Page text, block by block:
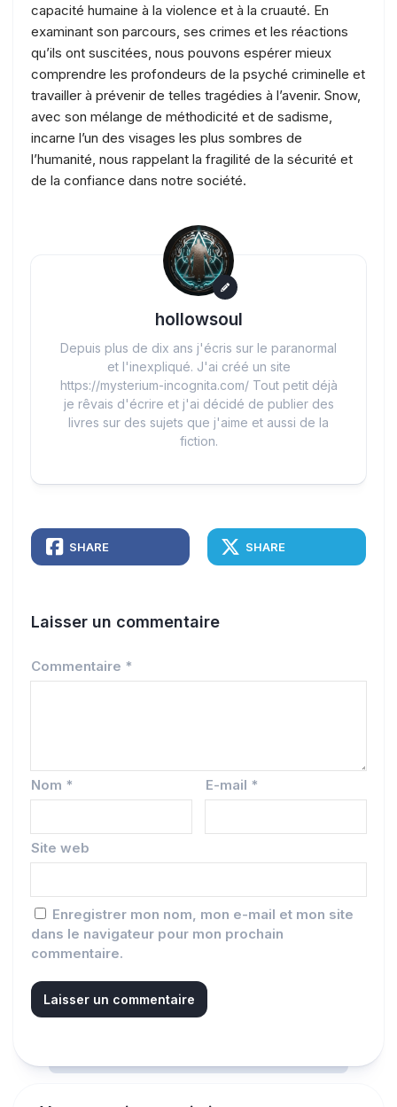
capacité humaine à la violence et à la cruauté. En
examinant son parcours, ses crimes et les réactions
qu’ils ont suscitées, nous pouvons espérer mieux
comprendre les profondeurs de la psyché criminelle et
travailler à prévenir de telles tragédies à l’avenir. Snow,
avec son mélange de méthodicité et de sadisme,
incarne l’un des visages les plus sombres de
l’humanité, nous rappelant la fragilité de la sécurité et
de la confiance dans notre société.
hollowsoul
Depuis plus de dix ans j'écris sur le paranormal
et l'inexpliqué. J'ai créé un site
https://mysterium-incognita.com/ Tout petit déjà
je rêvais d'écrire et j'ai décidé de publier des
livres sur des sujets que j'aime et aussi de la
fiction.
SHARE SHARE
Laisser un commentaire
Commentaire *
Nom * E-mail *
Site web
Enregistrer mon nom, mon e-mail et mon site
dans le navigateur pour mon prochain
commentaire.